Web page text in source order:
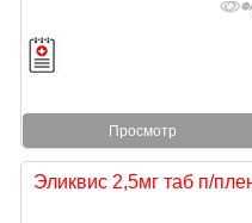
Просмотр
Эликвис 2,5мг таб п/